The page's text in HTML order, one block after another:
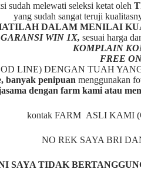
sudah melewati seleksi ketat oleh
yang sudah sangat teruji
DALAM MENILAI
WIN 1X, sesuai harga
KOMPLAIN
FREE
LINE) DENGAN TUAH
banyak penipuan menggunakan
dengan farm kami atau
kontak FARM ASLI KAMI
NO REK SAYA BRI
SAYA TIDAK